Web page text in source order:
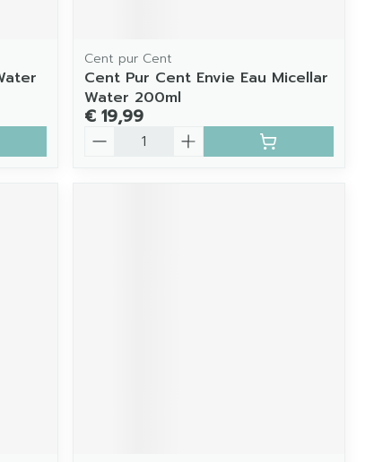
Cent pur Cent
Cent Pur Cent Envie Eau Micellar
Water 200ml
€ 19,99